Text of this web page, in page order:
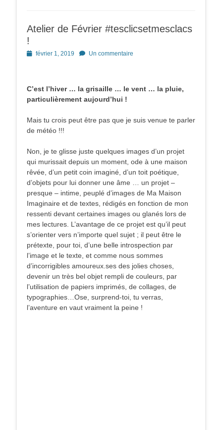
Atelier de Février #tesclicsetmesclacs
!
Postedfévrier 1, 2019 Un commentaire
C’est l’hiver … la grisaille … le vent … la pluie,
particulièrement aujourd’hui !
Mais tu crois peut être pas que je suis venue te parler
de météo !!!
Non, je te glisse juste quelques images d’un projet
qui murissait depuis un moment, ode à une maison
rêvée, d’un petit coin imaginé, d’un toit poétique,
d’objets pour lui donner une âme … un projet –
presque – intime, peuplé d’images de Ma Maison
Imaginaire et de textes, rédigés en fonction de mon
ressenti devant certaines images ou glanés lors de
mes lectures. L’avantage de ce projet est qu’il peut
s’orienter vers n’importe quel sujet ; il peut être le
prétexte, pour toi, d’une belle introspection par
l’image et le texte, et comme nous sommes
d’incorrigibles amoureux.ses des jolies choses,
devenir un très bel objet rempli de couleurs, par
l’utilisation de papiers imprimés, de collages, de
typographies…Ose, surprend-toi, tu verras,
l’aventure en vaut vraiment la peine !